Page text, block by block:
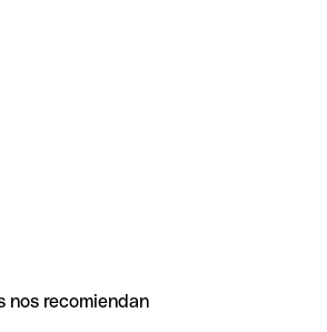
nos recomiendan